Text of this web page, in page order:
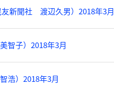
新聞社 渡辺久男）2018年3月
智子）2018年3月
浩）2018年3月